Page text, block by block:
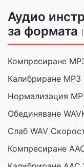
Аудио
за формата
Компресиране
Калибриране MP3
Нормализация
Обединяване WAV
Слаб WAV
Компресиране